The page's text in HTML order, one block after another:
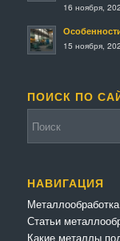
16 ноября,
15 ноября,
ПОИСК ПО
НАВИГАЦИЯ
Металлообработка
Статьи
Какие металлы